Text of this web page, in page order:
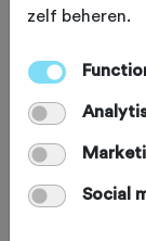
zelf beheren.
Social